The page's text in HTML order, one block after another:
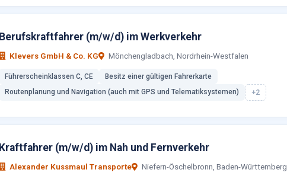
Berufskraftfahrer (m/w/d) im Werkverkehr
Klevers GmbH & Co. KG Mönchengladbach, Nordrhein-Westfalen
Führerscheinklassen C, CE
Besitz einer gültigen Fahrerkarte
Routenplanung und Navigation (auch mit GPS und Telematiksystemen)
+2
Kraftfahrer (m/w/d) im Nah und Fernverkehr
Alexander Kussmaul Transporte Niefern-Öschelbronn, Baden-Württemberg